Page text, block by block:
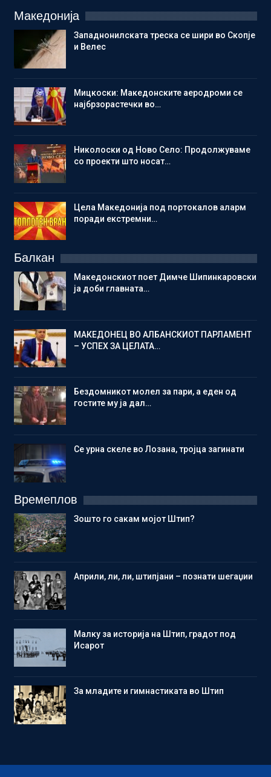
Македонија
Западнонилската треска се шири во Скопје
и Велес
Мицкоски: Македонските аеродроми се
најбрзорастечки во…
Николоски од Ново Село: Продолжуваме
со проекти што носат…
Цела Македонија под портокалов аларм
поради екстремни…
Балкан
Македонскиот поет Димче Шипинкаровски
ја доби главната…
МАКЕДОНЕЦ ВО АЛБАНСКИОТ ПАРЛАМЕНТ
– УСПЕХ ЗА ЦЕЛАТА…
Бездомникот молел за пари, а еден од
гостите му ја дал…
Се урна скеле во Лозана, тројца загинати
Времеплов
Зошто го сакам мојот Штип?
Aприли, ли, ли, штипјани – познати шегаџии
Малку за историја на Штип, градот под
Исарот
Зa младите и гимнастиката во Штип